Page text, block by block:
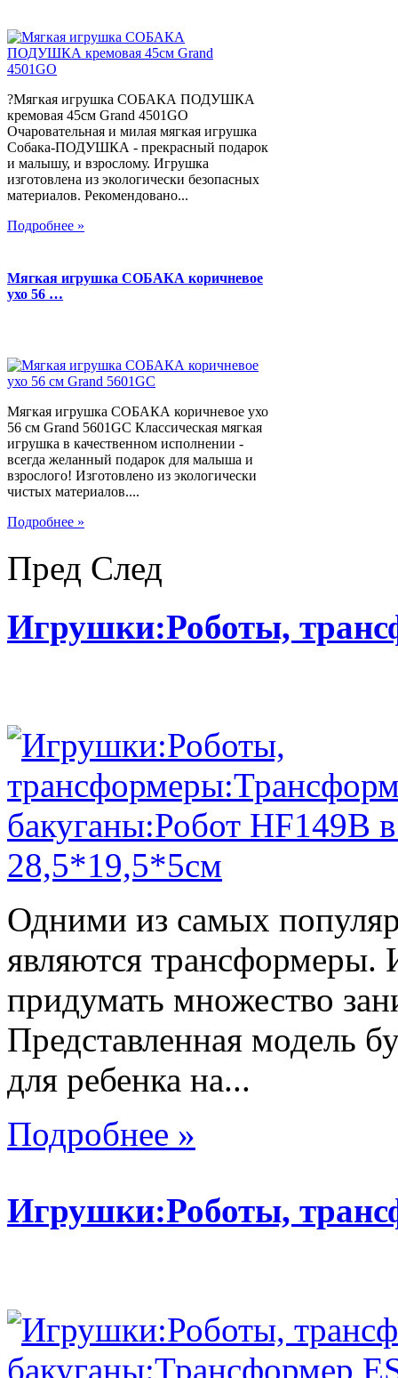
?Мягкая игрушка СОБАКА ПОДУШКА
кремовая 45см Grand 4501GO
Очаровательная и милая мягкая игрушка
Собака-ПОДУШКА - прекрасный подарок
и малышу, и взрослому. Игрушка
изготовлена из экологически безопасных
материалов. Рекомендовано...
Подробнее »
Мягкая игрушка СОБАКА коричневое
ухо 56 …
Мягкая игрушка СОБАКА коричневое ухо
56 см Grand 5601GC Классическая мягкая
игрушка в качественном исполнении -
всегда желанный подарок для малыша и
взрослого! Изготовлено из экологически
чистых материалов....
Подробнее »
Пред След
Игрушки:Роботы,
Одними из самых
являются
придумать множество
Представленная модель
для ребенка на...
Подробнее »
Игрушки:Роботы,